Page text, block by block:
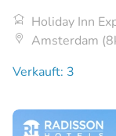
Holiday Inn
Amsterdam
Verkauft: 3